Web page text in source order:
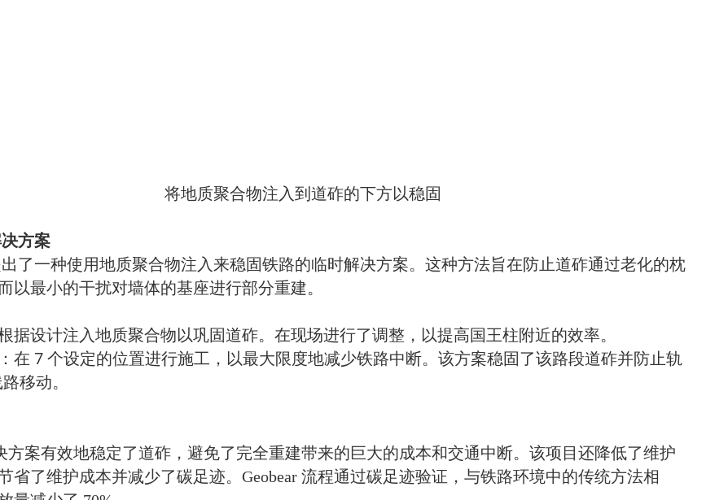
将地质聚合物注入到道砟的下方以稳固
方案
了一种使用地质聚合物注入来稳固铁路的临时解决方案。这种方法旨在防止道砟通过老化的枕
以最小的干扰对墙体的基座进行部分重建。
据设计注入地质聚合物以巩固道砟。在现场进行了调整，以提高国王柱附近的效率。
在 7 个设定的位置进行施工，以最大限度地减少铁路中断。该方案稳固了该路段道砟并防止轨
移动。
方案有效地稳定了道砟，避免了完全重建带来的巨大的成本和交通中断。该项目还降低了维护
省了维护成本并减少了碳足迹。Geobear 流程通过碳足迹验证，与铁路环境中的传统方法相